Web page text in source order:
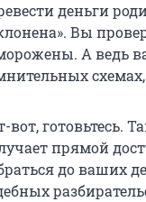
деньги
Вы
А ведь
вот, готовьтесь.
прямой
до ваших